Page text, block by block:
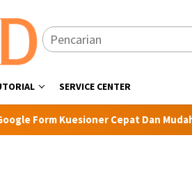
SERVICE CENTER
Form Kuesioner Cepat Dan Mudah.